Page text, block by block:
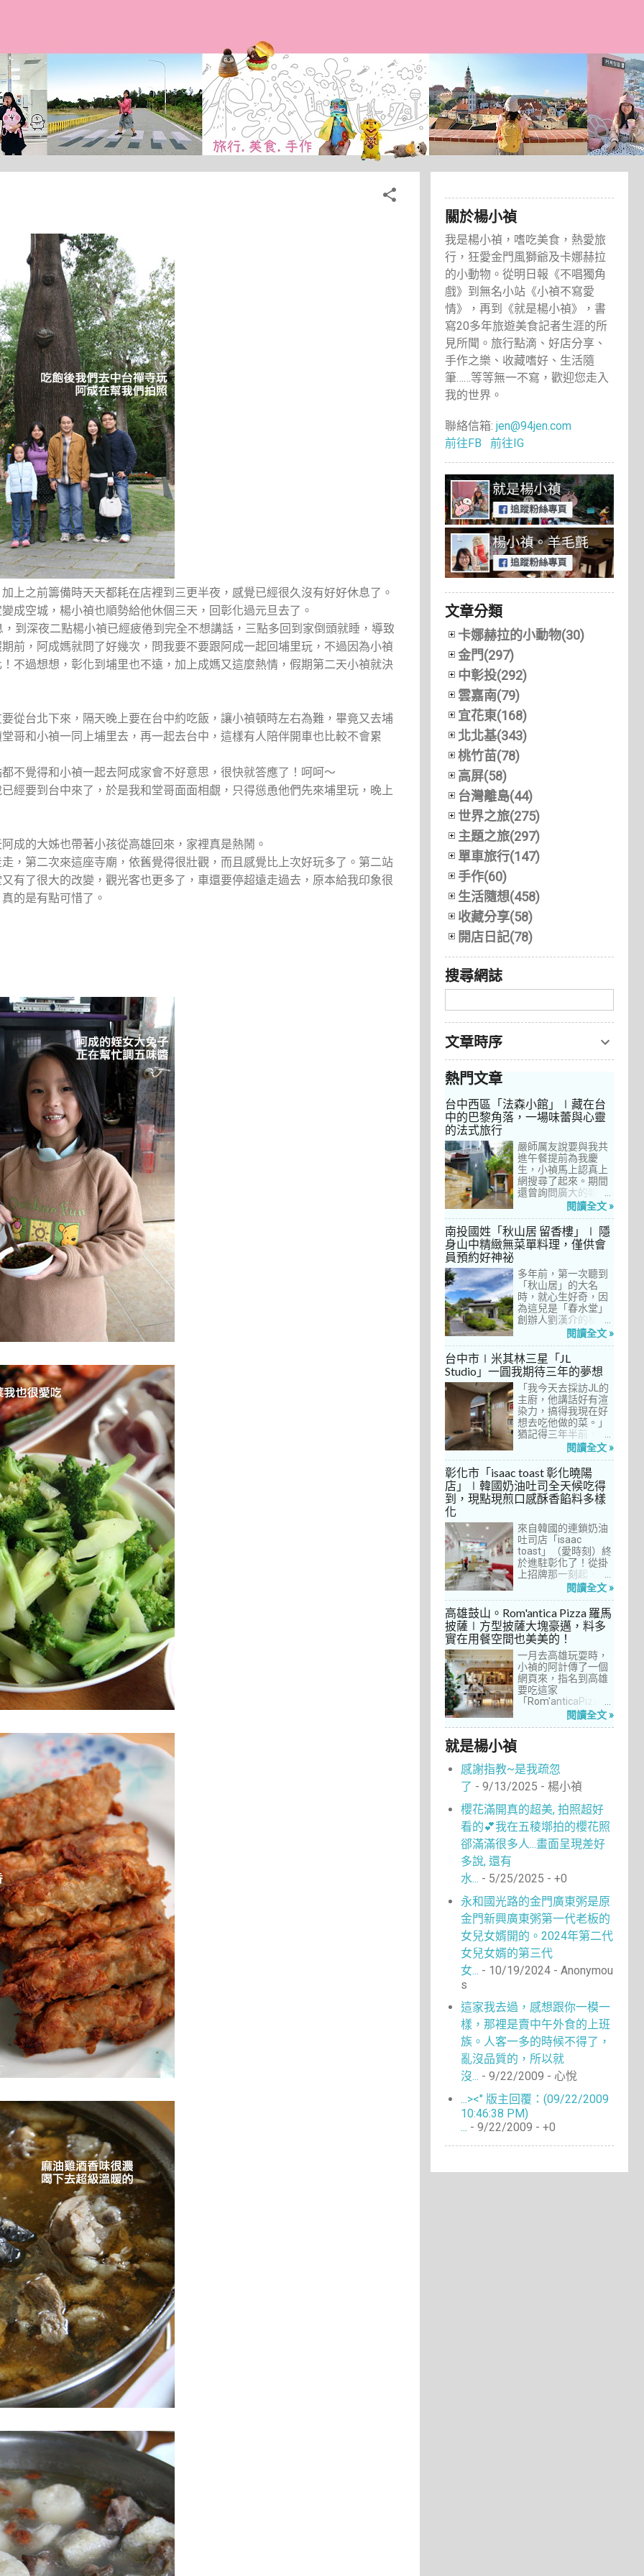
上之前籌備時天天都耗在店裡到三更半夜，感覺已經很久沒有好好休息了。
成空城，楊小禎也順勢給他休個三天，回彰化過元旦去了。
到深夜二點楊小禎已經疲倦到完全不想講話，三點多回到家倒頭就睡，導致
前，阿成媽就問了好幾次，問我要不要跟阿成一起回埔里玩，不過因為小禎
不過想想，彰化到埔里也不遠，加上成媽又這麼熱情，假期第二天小禎就決
從台北下來，隔天晚上要在台中約吃飯，讓小禎頓時左右為難，畢竟又去埔
哥和小禎一同上埔里去，再一起去台中，這樣有人陪伴開車也比較不會累
不覺得和小禎一起去阿成家會不好意思，很快就答應了！呵呵～
經要到台中來了，於是我和堂哥面面相覷，只得慫恿他們先來埔里玩，晚上
成的大姊也帶著小孩從高雄回來，家裡真是熱鬧。
，第二次來這座寺廟，依舊覺得很壯觀，而且感覺比上次好玩多了。第二站
有了很大的改變，觀光客也更多了，車還要停超遠走過去，原本給我印象很
的是有點可惜了。
關於楊小禎
我是楊小禎，嗜吃美食，熱愛旅
行，狂愛金門風獅爺及卡娜赫拉
的小動物。從明日報《不唱獨角
戲》到無名小站《小禎不寫愛
情》，再到《就是楊小禎》，書
寫20多年旅遊美食記者生涯的所
見所聞。旅行點滴、好店分享、
手作之樂、收藏嗜好、生活隨
筆……等等無一不寫，歡迎您走入
我的世界。
聯絡信箱: jen@94jen.com
前往FB
前往IG
文章分類
卡娜赫拉的小動物(30)
金門(297)
中彰投(292)
雲嘉南(79)
宜花東(168)
北北基(343)
桃竹苗(78)
高屏(58)
台灣離島(44)
世界之旅(275)
主題之旅(297)
單車旅行(147)
手作(60)
生活隨想(458)
收藏分享(58)
開店日記(78)
搜尋網誌
文章時序
熱門文章
台中西區「法森小館」∣藏在台
中的巴黎角落，一場味蕾與心靈
的法式旅行
嚴師厲友說要與我共
進午餐提前為我慶
生，小禎馬上認真上
網搜尋了起來。期間
還曾詢問廣大的親友
們有沒有推薦的餐
阿姨及桄甄老師誠懇
給我建議，其他都是
一堆來亂的！哈～ 從
宮」到台中的
「澀」，再比較了幾
間價位較親民的牛排
餐廳……，最終，小禎
選定了阿姨及表弟剛
去吃過的「法森小
館」，理由很簡單：
歐法套餐1680元起的
價位可以接受，而且
不是無菜單料理，從
開胃菜、湯品、主
菜、甜點等，通通可
以選自己喜歡的，小
禎覺得能夠自由搭配
很讚！而且「法森小
館」是台中老字號的
不斷，能夠屹立不搖
這麼多年，一定有它
的道理在呀！
閱讀全文 »
南投國姓「秋山居 留香樓」∣ 隱
身山中精緻無菜單料理，僅供會
員預約好神祕
多年前，第一次聽到
「秋山居」的大名
時，就心生好奇，因
為這兒是「春水堂」
創辦人劉漢介的私人
招待所，只對會員開
自從十多年前搬回彰
化之後，小禎才開始
上春水堂吃飯、喝
茶，有一度還把春水
堂當麵店在吃，每週
到台中上課時，總忍
不住奔入春水堂，點
上一碗「XO醬拌麵」
搭配一杯茶飲，後來
也嘗試過其他茶點，
對春水堂的餐飲很有
信心。因此，一得知
秋山居是春水堂創辦
人開設的，感覺就是
食的小禎而言，自然
深具吸引力。
閱讀全文 »
台中市∣米其林三星「JL
Studio」一圓我期待三年的夢想
「我今天去採訪JL的
主廚，他講話好有渲
染力，搞得我現在好
想去吃他做的菜。」
猶記得三年半前，當
米其林評鑑要來台中
做了一次得獎預測，
於是我因為工作踏入
JL Studio，當天回家
之後，我就迫不及待
從事美食採訪20多
年，只採訪沒吃的店
也不計其數，但從沒
有一家餐廳讓我這樣
充滿渴望，留下「真
的好想吃吃看」的懸
閱讀全文 »
彰化市「isaac toast 彰化曉陽
店」∣韓國奶油吐司全天候吃得
到，現點現煎口感酥香餡料多樣
化
來自韓國的連鎖奶油
吐司店「isaac
toast」（愛時刻）終
於進駐彰化了！從掛
上招牌那一刻起，小
禎就想著找時間來吃
家連鎖店許久，只是
每次去台中誘惑實在
太多了！就……，這一
次離家這麼近，不來
吃真的說不過去。
閱讀全文 »
高雄鼓山。Rom'antica Pizza 羅馬
披薩∣方型披薩大塊豪邁，料多
實在用餐空間也美美的！
一月去高雄玩耍時，
小禎的阿計傳了一個
網頁來，指名到高雄
要吃這家
「Rom'anticaPizza
羅馬披薩」，看了圖
少披薩店，一字排開
的各式披薩看起來琳
瑯滿目，走進店內就
能點上一塊喜愛的口
味大快朵頤，真的好
懷念啊！沒想到台灣
也有類似的披薩店。
走！就到高雄吃披薩
閱讀全文 »
就是楊小禎
感謝指教~是我疏忽
了 - 9/13/2025 - 楊小禎
櫻花滿開真的超美, 拍照超好
看的💕我在五稜墎拍的櫻花照
郤滿滿很多人...畫面呈現差好
多說, 還有
水... - 5/25/2025 - +0
永和國光路的金門廣東粥是原
金門新興廣東粥第一代老板的
女兒女婿開的。2024年第二代
女兒女婿的第三代
女... - 10/19/2024 - Anonymou
s
這家我去過，感想跟你一模一
樣，那裡是賣中午外食的上班
族。人客一多的時候不得了，
亂沒品質的，所以就
沒... - 9/22/2009 - 心悅
...><" 版主回覆：(09/22/2009
10:46:38 PM)
... - 9/22/2009 - +0